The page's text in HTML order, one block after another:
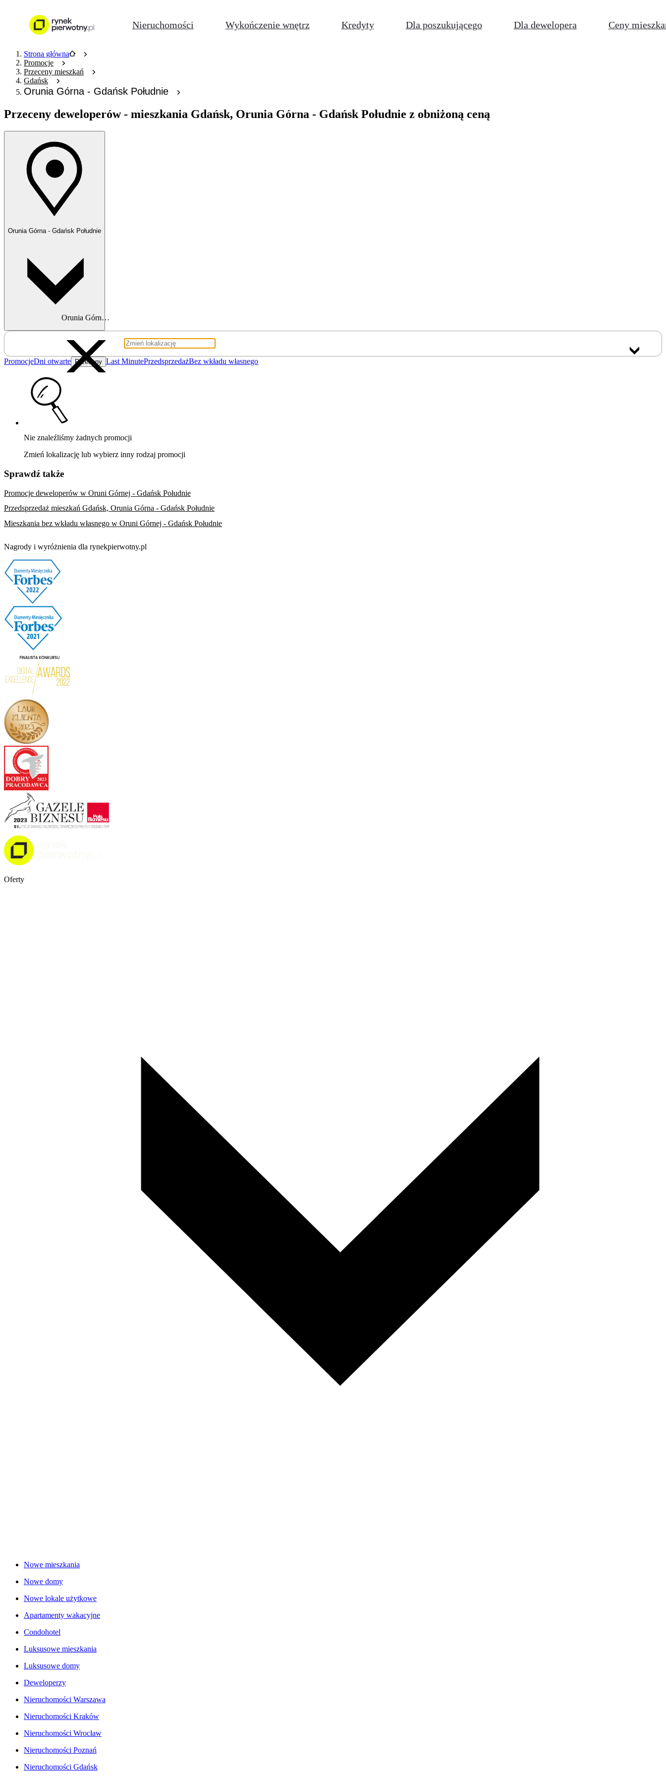
Nieruchomości Wykończenie wnętrz Kredyty Dla poszukującego Dla dewelopera Ceny
Strona główna
Promocje
Przeceny mieszkań
Gdańsk
Orunia Górna - Gdańsk Południe
Przeceny deweloperów - mieszkania Gdańsk, Orunia Górna - Gdańsk Południe z obniżoną ceną
Orunia Górna - Gdańsk Południe
Orunia Górna - Gdańsk Południe
PromocjeDni otwarte Przeceny Last MinutePrzedsprzedażBez wkładu własnego
Nie znaleźliśmy żadnych promocji
Zmień lokalizację lub wybierz inny rodzaj promocji
Sprawdź także
Promocje deweloperów w Oruni Górnej - Gdańsk Południe
Przedsprzedaż mieszkań Gdańsk, Orunia Górna - Gdańsk Południe
Mieszkania bez wkładu własnego w Oruni Górnej - Gdańsk Południe
Nagrody i wyróżnienia dla rynekpierwotny.pl
Oferty
Nowe mieszkania
Nowe domy
Nowe lokale użytkowe
Apartamenty wakacyjne
Condohotel
Luksusowe mieszkania
Luksusowe domy
Deweloperzy
Nieruchomości Warszawa
Nieruchomości Kraków
Nieruchomości Wrocław
Nieruchomości Poznań
Nieruchomości Gdańsk